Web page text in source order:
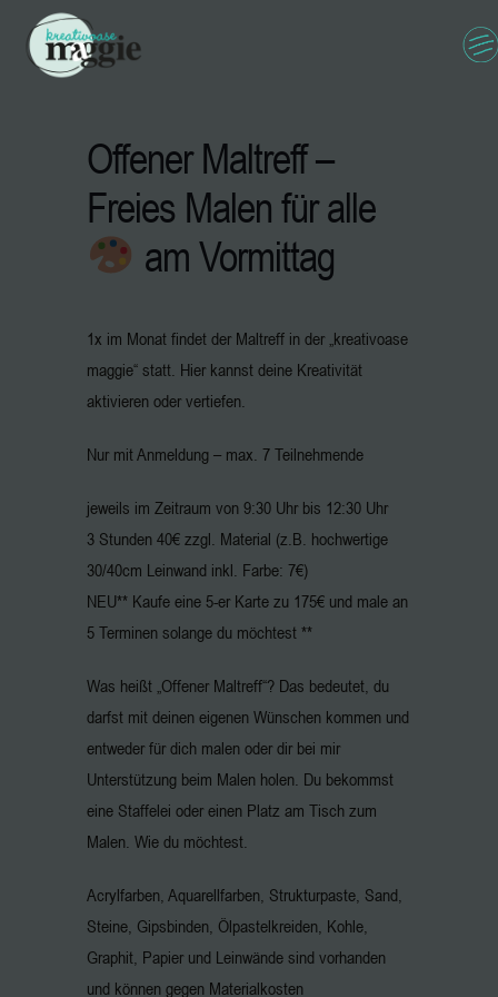
Offener Maltreff –
Freies Malen für alle
am Vormittag
1x im Monat findet der Maltreff in der „kreativoase
maggie“ statt. Hier kannst deine Kreativität
aktivieren oder vertiefen.
Nur mit Anmeldung – max. 7 Teilnehmende
jeweils im Zeitraum von 9:30 Uhr bis 12:30 Uhr
3 Stunden 40€ zzgl. Material (z.B. hochwertige
30/40cm Leinwand inkl. Farbe: 7€)
NEU** Kaufe eine 5-er Karte zu 175€ und male an
5 Terminen solange du möchtest **
Was heißt „Offener Maltreff“? Das bedeutet, du
darfst mit deinen eigenen Wünschen kommen und
entweder für dich malen oder dir bei mir
Unterstützung beim Malen holen. Du bekommst
eine Staffelei oder einen Platz am Tisch zum
Malen. Wie du möchtest.
Acrylfarben, Aquarellfarben, Strukturpaste, Sand,
Steine, Gipsbinden, Ölpastelkreiden, Kohle,
Graphit, Papier und Leinwände sind vorhanden
und können gegen Materialkosten